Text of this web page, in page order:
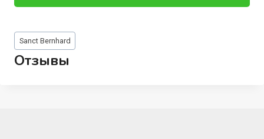
Метки
записи:
Sanct Bernhard
Отзывы